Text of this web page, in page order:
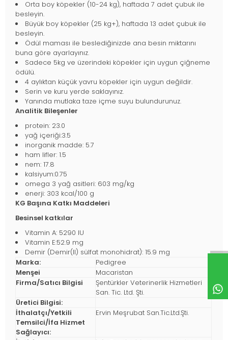
Orta boy köpekler (10-24 kg), haftada 7 adet çubuk ile
besleyin.
Büyük boy köpekler (25 kg+), haftada 13 adet çubuk ile
besleyin.
Ödül maması ile beslediğinizde ana besin miktarını
buna göre ayarlayınız.
Sadece 5kg ve üzerindeki köpekler için uygun çiğneme
ödülü.
4 aylıktan küçük yavru köpekler için uygun değildir.
Serin ve kuru yerde saklayınız.
Yanında mutlaka taze içme suyu bulundurunuz.
Analitik Bileşenler
protein: 23.0
yağ içeriği:3.5
inorganik madde: 5.7
ham lifler: 1.5
nem: 17.8
kalsiyum:0.75
omega 3 yağ asitleri: 603 mg/kg
enerji: 303 kcal/100 g
KG Başına Katkı Maddeleri
Besinsel katkılar
Vitamin A: 5290 IU
Vitamin E:52.9 mg
Demir (Demir(II) sülfat monohidrat): 15.9 mg
Marka:
Pedigree
Menşei
Macaristan
Firma/Satıcı Bilgisi
Şentürkler Veterinerlik Hizmetleri
San. Tic. Ltd. Şti.
Üretici Bilgisi:
İthalatçı/Yetkili
Temsilci/İfa Hizmet
Sağlayıcı:
Ervin Meşrubat San.Tic.Ltd.Şti.